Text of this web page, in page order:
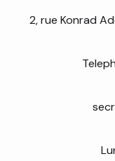
2, rue Konrad